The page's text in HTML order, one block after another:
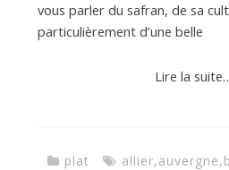
vous parler du safran, de sa
particulièrement d’une belle
Lire la
plat allier,auvergne,